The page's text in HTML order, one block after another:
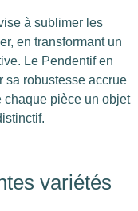
à sublimer les
en transformant un
Le Pendentif en
sa robustesse accrue
chaque pièce un objet
variétés